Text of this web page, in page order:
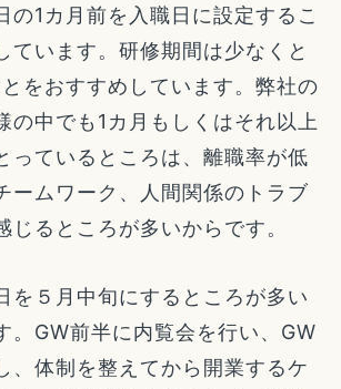
の1カ月前を入職日に設定するこ
ています。研修期間は少なくと
をおすすめしています。弊社の
の中でも1カ月もしくはそれ以上
っているところは、離職率が低
ームワーク、人間関係のトラブ
じるところが多いからです。
を５月中旬にするところが多い
。GW前半に内覧会を行い、GW
、体制を整えてから開業するケ